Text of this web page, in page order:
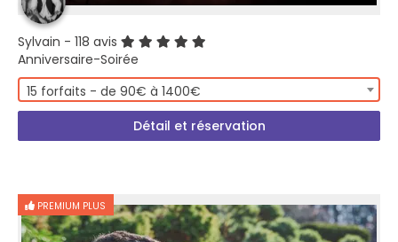
Sylvain - 118 avis
Anniversaire-Soirée
15 forfaits - de 90€ à 1400€
Détail et réservation
PREMIUM PLUS